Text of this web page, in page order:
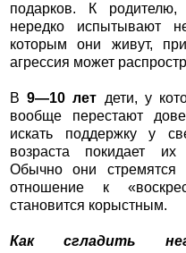
подарков. К
нередко испытывают
которым они живут,
агрессия может
В 9—10 лет дети, у
вообще перестают
искать поддержку у
возраста покидает их
Обычно они
отношение к
становится корыстным.
Как сгладить